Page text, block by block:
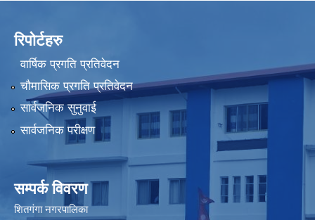
रिपोर्टहरु
वार्षिक प्रगति प्रतिवेदन
चौमासिक प्रगति प्रतिवेदन
सार्वजनिक सुनुवाई
सार्वजनिक परीक्षण
सम्पर्क विवरण
शितगंगा नगरपालिका